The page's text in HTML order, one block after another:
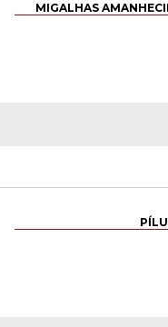
MIGALHAS